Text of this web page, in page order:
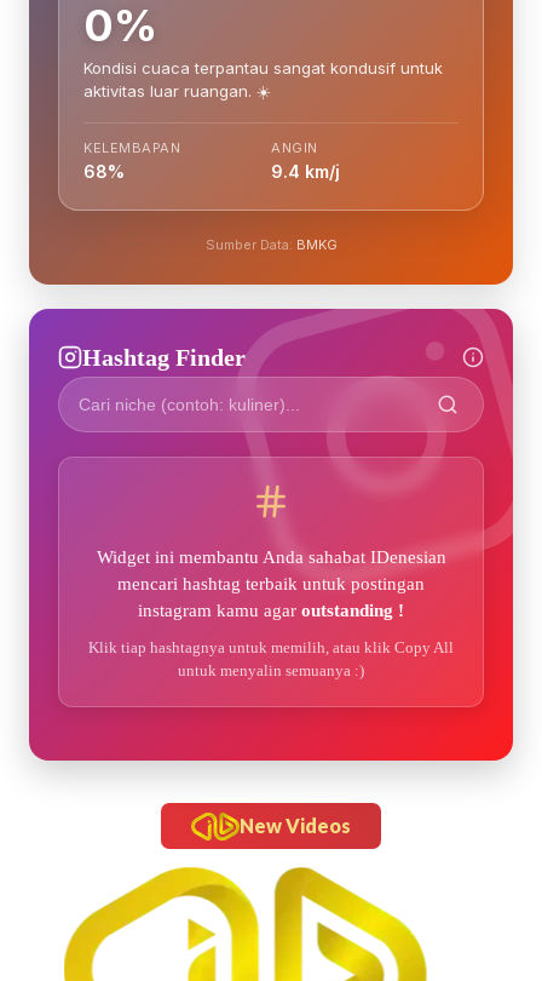
0%
Kondisi cuaca terpantau sangat kondusif untuk
aktivitas luar ruangan. ☀️
KELEMBAPAN
68%
ANGIN
9.4 km/j
Sumber Data: BMKG
Hashtag Finder
Widget ini membantu Anda sahabat IDenesian
mencari hashtag terbaik untuk postingan
instagram kamu agar outstanding !
Klik tiap hashtagnya untuk memilih, atau klik Copy All
untuk menyalin semuanya :)
New Videos